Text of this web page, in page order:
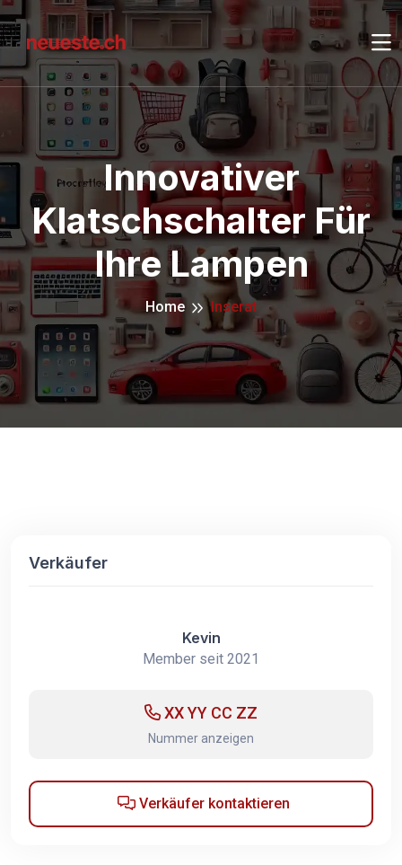
Innovativer
Klatschschalter Für
Ihre Lampen
Home Inserat
Verkäufer
Kevin
Member seit 2021
XX YY CC ZZ
Nummer anzeigen
Verkäufer kontaktieren